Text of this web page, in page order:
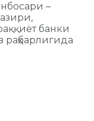
–
банки